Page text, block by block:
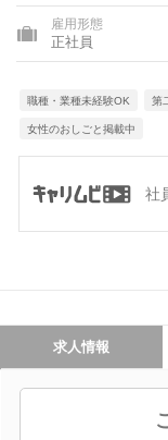
県、香川県、愛
県、大分県、宮崎
雇用形態
正社員
職種・業種未経験OK 第
女性のおしごと掲載中
社
求人情報